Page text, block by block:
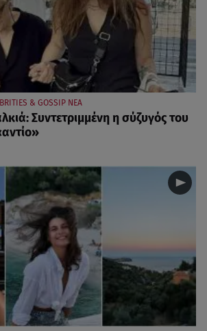
& GOSSIP ΝΕΑ
Συντετριμμένη η σύζυγός του